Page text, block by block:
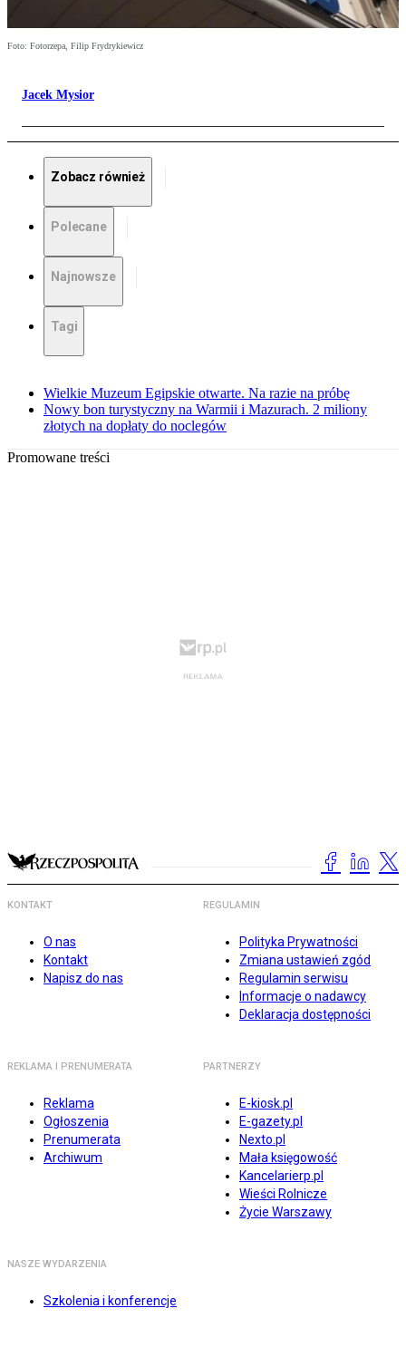
Foto: Fotorzepa, Filip Frydrykiewicz
Jacek Mysior
Zobacz również
Polecane
Najnowsze
Tagi
Wielkie Muzeum Egipskie otwarte. Na razie na próbę
Nowy bon turystyczny na Warmii i Mazurach. 2 miliony
złotych na dopłaty do noclegów
Promowane treści
KONTAKT
O nas
Kontakt
Napisz do nas
REGULAMIN
Polityka Prywatności
Zmiana ustawień zgód
Regulamin serwisu
Informacje o nadawcy
Deklaracja dostępności
REKLAMA I PRENUMERATA
Reklama
Ogłoszenia
Prenumerata
Archiwum
PARTNERZY
E-kiosk.pl
E-gazety.pl
Nexto.pl
Mała księgowość
Kancelarierp.pl
Wieści Rolnicze
Życie Warszawy
NASZE WYDARZENIA
Szkolenia i konferencje